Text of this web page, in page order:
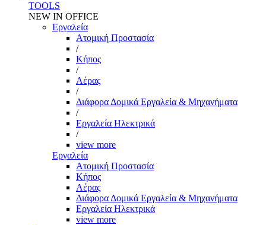
TOOLS
NEW IN OFFICE
Εργαλεία
Aτομική Προστασία
/
Kήπος
/
Αέρας
/
Διάφορα Δομικά Εργαλεία & Μηχανήματα
/
Εργαλεία Ηλεκτρικά
/
view more
Εργαλεία
Aτομική Προστασία
Kήπος
Αέρας
Διάφορα Δομικά Εργαλεία & Μηχανήματα
Εργαλεία Ηλεκτρικά
view more